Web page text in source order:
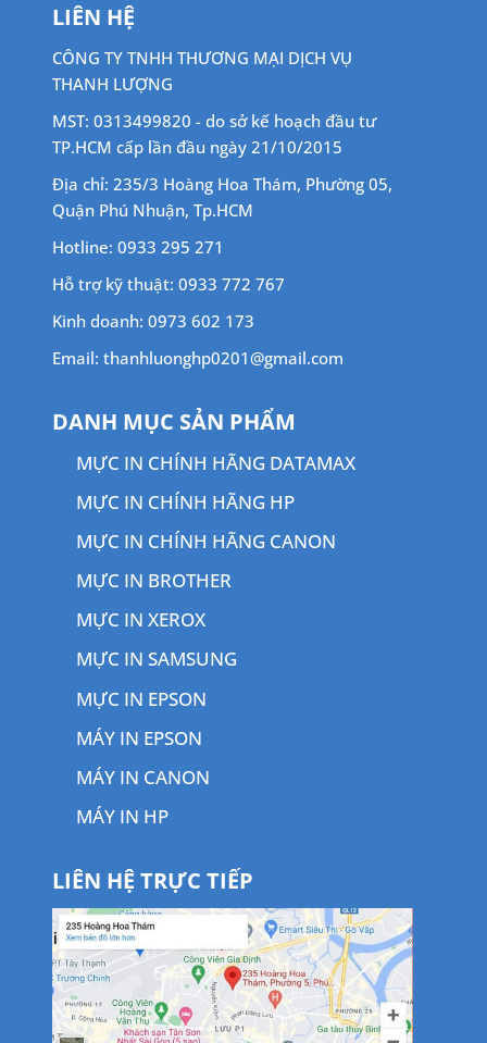
LIÊN HỆ
CÔNG TY TNHH THƯƠNG MẠI DỊCH VỤ
THANH LƯỢNG
MST: 0313499820 - do sở kế hoạch đầu tư
TP.HCM cấp lần đầu ngày 21/10/2015
Địa chỉ: 235/3 Hoàng Hoa Thám, Phường 05,
Quận Phú Nhuận, Tp.HCM
Hotline: 0933 295 271
Hỗ trợ kỹ thuật: 0933 772 767
Kinh doanh: 0973 602 173
Email: thanhluonghp0201@gmail.com
DANH MỤC SẢN PHẨM
MỰC IN CHÍNH HÃNG DATAMAX
MỰC IN CHÍNH HÃNG HP
MỰC IN CHÍNH HÃNG CANON
MỰC IN BROTHER
MỰC IN XEROX
MỰC IN SAMSUNG
MỰC IN EPSON
MÁY IN EPSON
MÁY IN CANON
MÁY IN HP
LIÊN HỆ TRỰC TIẾP